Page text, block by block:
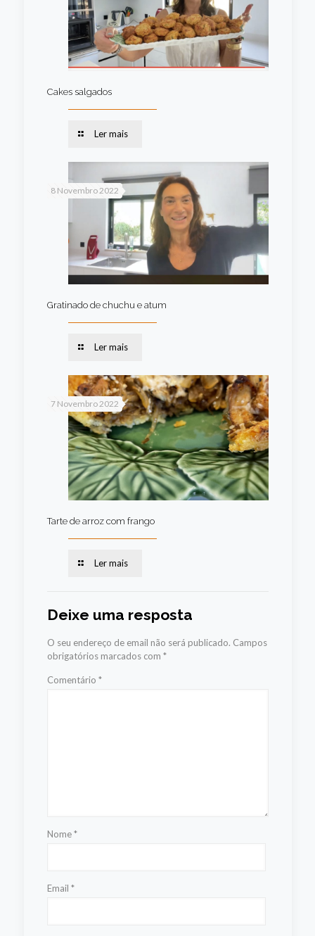
Cakes salgados
Ler mais
8 Novembro 2022
Gratinado de chuchu e atum
Ler mais
7 Novembro 2022
Tarte de arroz com frango
Ler mais
Deixe uma resposta
O seu endereço de email não será publicado. Campos
obrigatórios marcados com *
Comentário *
Nome*
Email *